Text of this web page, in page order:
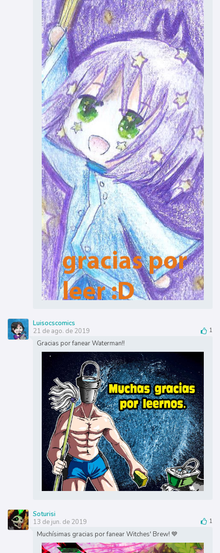
Luisocscomics
21 de ago. de 2019
1
Gracias por fanear Waterman!!
Soturisi
13 de jun. de 2019
1
Muchísimas gracias por fanear Witches' Brew! 💙